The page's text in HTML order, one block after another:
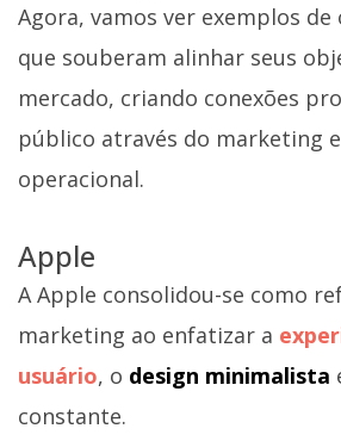
Agora, vamos ver exemplos de
que souberam alinhar seus
mercado, criando conexões
público através do marketing
operacional.
Apple
A Apple consolidou-se como
marketing ao enfatizar a
usuário, o design minimalista
constante.